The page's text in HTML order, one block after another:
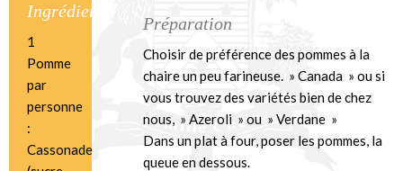
Ingrédients
1
Pomme
par
personne
:
Cassonade
Préparation
Choisir de préférence des pommes à la
chaire un peu farineuse. » Canada » ou si
vous trouvez des variétés bien de chez
nous, » Azeroli » ou » Verdane »
Dans un plat à four, poser les pommes, la
queue en dessous.